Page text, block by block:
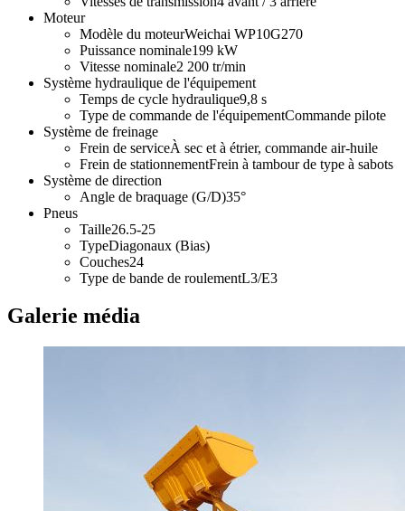
Moteur
Modèle du moteurWeichai WP10G270
Puissance nominale199 kW
Vitesse nominale2 200 tr/min
Système hydraulique de l'équipement
Temps de cycle hydraulique9,8 s
Type de commande de l'équipementCommande pilote
Système de freinage
Frein de serviceÀ sec et à étrier, commande air-huile
Frein de stationnementFrein à tambour de type à sabots
Système de direction
Angle de braquage (G/D)35°
Pneus
Taille26.5-25
TypeDiagonaux (Bias)
Couches24
Type de bande de roulementL3/E3
Galerie média